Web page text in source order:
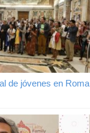
de jóvenes en Roma